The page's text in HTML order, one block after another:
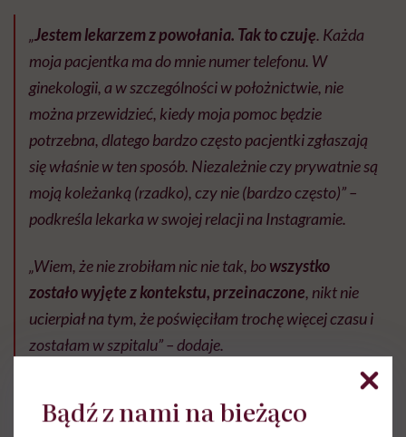
„Jestem lekarzem z powołania. Tak to czuję. Każda
moja pacjentka ma do mnie numer telefonu. W
ginekologii, a w szczególności w położnictwie, nie
można przewidzieć, kiedy moja pomoc będzie
potrzebna, dlatego bardzo często pacjentki zgłaszają
się właśnie w ten sposób. Niezależnie czy prywatnie są
moją koleżanką (rzadko), czy nie (bardzo często)” –
podkreśla lekarka w swojej relacji na Instagramie.
„Wiem, że nie zrobiłam nic nie tak, bowszystko
zostało wyjęte z kontekstu, przeinaczone, nikt nie
ucierpiał na tym, że poświęciłam trochę więcej czasu i
zostałam w szpitalu” – dodaje.
Bądź z nami na bieżąco